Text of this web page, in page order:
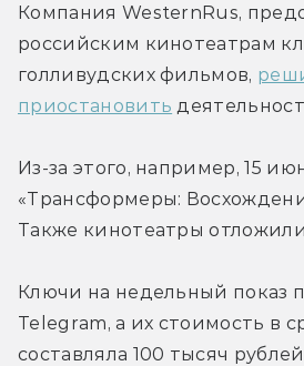
Компания WesternRus,
российским кинотеатрам
голливудских фильмов,
приостановить
Из-за этого, например, 15
«Трансформеры:
Также кинотеатры
Ключи на недельный показ
Telegram, а их стоимость в
составляла 100 тысяч